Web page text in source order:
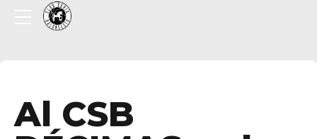
Al CSB